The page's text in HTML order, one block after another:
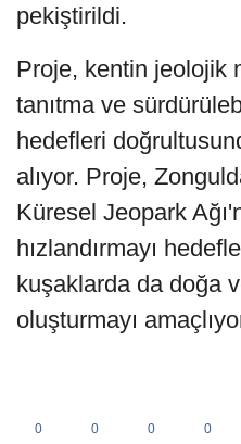
pekiştirildi.
Proje, kentin jeolojik
tanıtma ve
hedefleri
alıyor. Proje,
Küresel Jeopark
hızlandırmayı
kuşaklarda da doğa
oluşturmayı